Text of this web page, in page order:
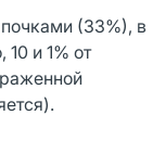
(33%), в
и 1% от